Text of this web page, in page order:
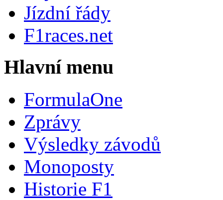
Jízdní řády
F1races.net
Hlavní menu
FormulaOne
Zprávy
Výsledky závodů
Monoposty
Historie F1